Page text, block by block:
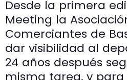
Desde la primera
Meeting la
Comerciantes de
dar visibilidad al
24 años después
misma tarea, y